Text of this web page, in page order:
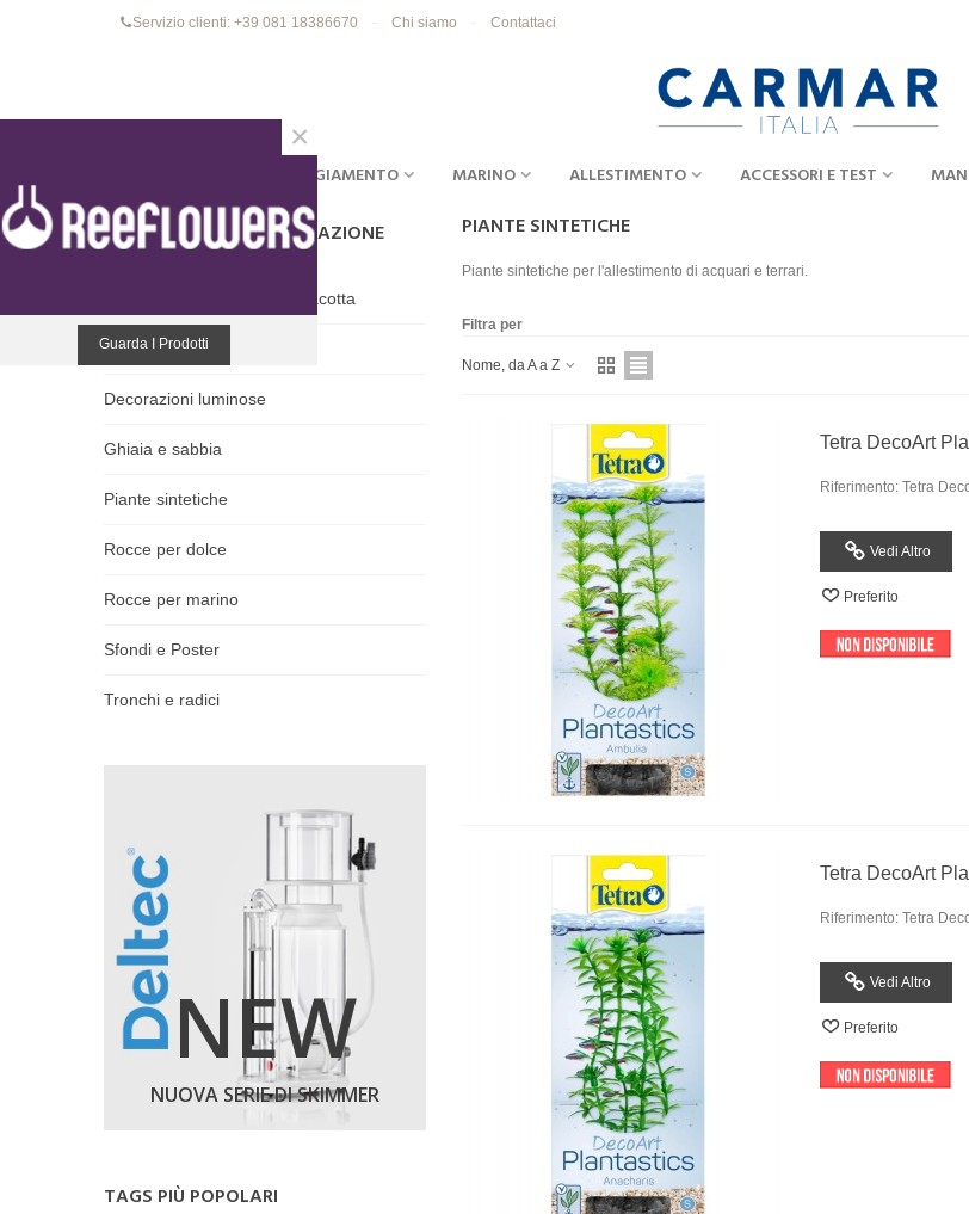
Servizio clienti: +39 081 18386670 Chi siamo Contattaci
EQUIPAGGIAMENTO MARINO ALLESTIMENTO ACCESSORI E TEST
ALLESTIMENTO E DECORAZIONE
Anfore e decorazioni in terracotta
Decorazioni in resina
Decorazioni luminose
Ghiaia e sabbia
Piante sintetiche
Rocce per dolce
Rocce per marino
Sfondi e Poster
Tronchi e radici
NEW
NUOVA SERIE DI SKIMMER
TAGS PIÙ POPOLARI
PIANTE SINTETICHE
Piante sintetiche per l'allestimento di acquari e terrari.
Filtra per
Nome, da A a Z
Tetra DecoArt
Riferimento: Tetra
Vedi Altro
Preferito
Tetra DecoArt
Riferimento: Tetra
Vedi Altro
Preferito
Guarda I Prodotti
×